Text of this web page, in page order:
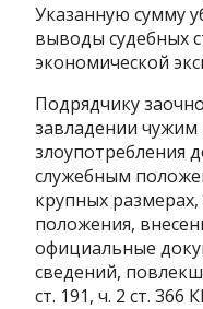
Указанную сумму
выводы судебных
экономической
Подрядчику
завладении
злоупотребления
служебным
крупных
положения,
официальные
сведений,
ст. 191, ч. 2 ст. 366